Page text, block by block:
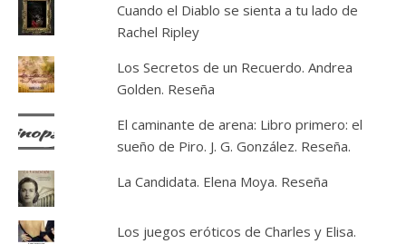
Cuando el Diablo se sienta a tu lado de
Rachel Ripley
Los Secretos de un Recuerdo. Andrea
Golden. Reseña
El caminante de arena: Libro primero: el
sueño de Piro. J. G. González. Reseña.
La Candidata. Elena Moya. Reseña
Los juegos eróticos de Charles y Elisa.